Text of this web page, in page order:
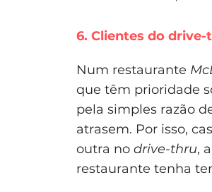
6. Clientes do
Num restaurante
que têm prioridade
pela simples razão
atrasem. Por isso,
outra no drive-thru,
restaurante tenha